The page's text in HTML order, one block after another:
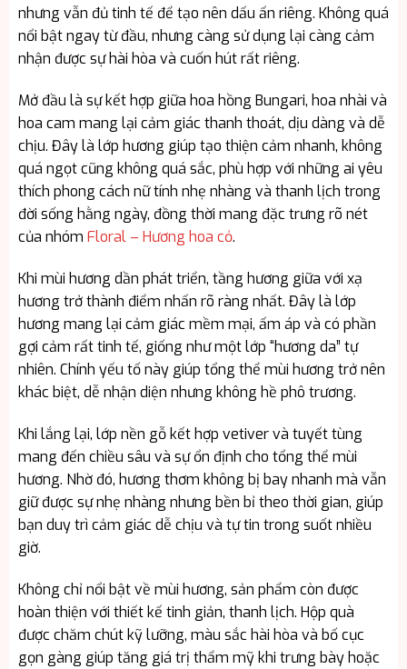
nhưng vẫn đủ tinh tế để tạo nên dấu ấn riêng. Không quá
nổi bật ngay từ đầu, nhưng càng sử dụng lại càng cảm
nhận được sự hài hòa và cuốn hút rất riêng.
Mở đầu là sự kết hợp giữa hoa hồng Bungari, hoa nhài và
hoa cam mang lại cảm giác thanh thoát, dịu dàng và dễ
chịu. Đây là lớp hương giúp tạo thiện cảm nhanh, không
quá ngọt cũng không quá sắc, phù hợp với những ai yêu
thích phong cách nữ tính nhẹ nhàng và thanh lịch trong
đời sống hằng ngày, đồng thời mang đặc trưng rõ nét
của nhóm Floral – Hương hoa cỏ.
Khi mùi hương dần phát triển, tầng hương giữa với xạ
hương trở thành điểm nhấn rõ ràng nhất. Đây là lớp
hương mang lại cảm giác mềm mại, ấm áp và có phần
gợi cảm rất tinh tế, giống như một lớp “hương da” tự
nhiên. Chính yếu tố này giúp tổng thể mùi hương trở nên
khác biệt, dễ nhận diện nhưng không hề phô trương.
Khi lắng lại, lớp nền gỗ kết hợp vetiver và tuyết tùng
mang đến chiều sâu và sự ổn định cho tổng thể mùi
hương. Nhờ đó, hương thơm không bị bay nhanh mà vẫn
giữ được sự nhẹ nhàng nhưng bền bỉ theo thời gian, giúp
bạn duy trì cảm giác dễ chịu và tự tin trong suốt nhiều
giờ.
Không chỉ nổi bật về mùi hương, sản phẩm còn được
hoàn thiện với thiết kế tinh giản, thanh lịch. Hộp quà
được chăm chút kỹ lưỡng, màu sắc hài hòa và bố cục
gọn gàng giúp tăng giá trị thẩm mỹ khi trưng bày hoặc